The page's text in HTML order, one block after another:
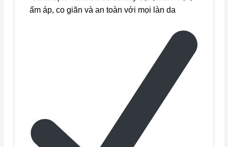
ấm áp, co giãn và an toàn với mọi làn da